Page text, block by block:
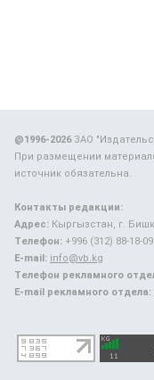
@1996-2026ЗАО
При размещении
источник обязательна.
Контакты редакции:
Адрес: Кыргызстан, г.
Телефон: +996 (312) 88-18-09.
E-mail: info@vb.kg
Телефон рекламного
E-mail рекламного отдела: